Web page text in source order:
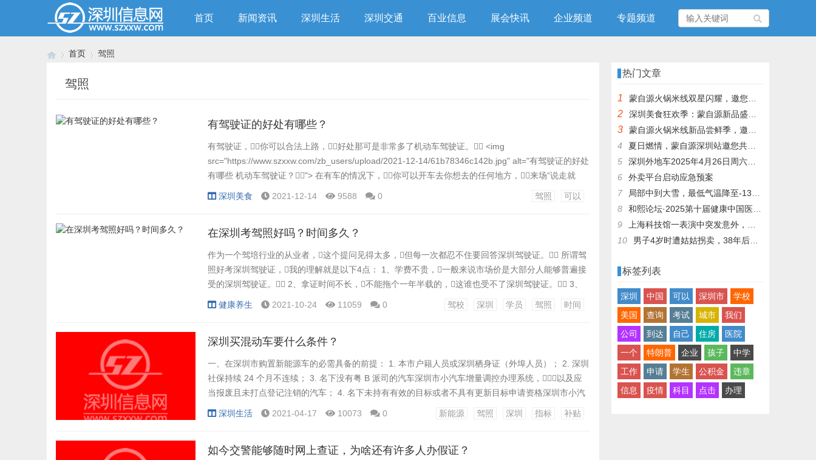
首页 新闻资讯 深圳生活 深圳交通 百业信息 展会快讯 企业频道 专题频道
首页 驾照
驾照
有驾驶证的好处有哪些？
有驾驶证，你可以合法上路，好处那可是非常多了机动车驾驶证。 ˂img
src="https://www.szxxw.com/zb_users/upload/2021-12-14/61b78346c142b.jpg" alt="有驾驶证的好处
有哪些 机动车驾驶证？"˃ 在有车的情况下，你可以开车去你想去的任何地方，来场“说走就
走”的旅行机动车驾驶证。近一点，可以在周边玩玩；远一点，进藏都不是事。 开车上下班
深圳美食 2021-12-14 9588 0 驾照 可以
在深圳考驾照好吗？时间多久？
作为一个驾培行业的从业者，这个提问见得太多，但每一次都忍不住要回答深圳驾驶证。 所谓驾
照好考深圳驾驶证，我的理解就是以下4点： 1、学费不贵，一般来说市场价是大部分人能够普遍接
受的深圳驾驶证。 2、拿证时间不长，不能拖个一年半载的，这谁也受不了深圳驾驶证。 3、
驾校靠谱，没有乱七八糟的收费，没有中途收费，收费透明深圳驾驶证。 4、教练好说话，尊
健康养生 2021-10-24 11059 0 驾校 深圳 学员 驾照 时间
深圳买混动车要什么条件？
一、在深圳市购置新能源车的必需具备的前提： 1. 本市户籍人员或深圳栖身证（外埠人员）； 2. 深圳
社保持续 24 个月不连续； 3. 名下没有粤 B 派司的汽车深圳市小汽车增量调控办理系统，以及应
当报废且未打点登记注销的汽车； 4. 名下未持有有效的目标或者不具有更新目标申请资格深圳市小汽
车增量调控办理系统。 二、相关材料的筹办 在申请新能源车购置目标前，身份证和驾照是必备
深圳生活 2021-04-17 10073 0 新能源 驾照 深圳 指标 补贴
如今交警能够随时网上查证，为啥还有许多人办假证？
热门文章
1 蒙自源火锅米线双星闪耀，邀您共享辣爽夏日盛宴！
2 深圳美食狂欢季：蒙自源新品盛宴邀您品尝
3
蒙自源火锅米线新品尝鲜季，邀您共享味蕾盛宴！
4
夏日燃情，蒙自源深圳站邀您共赴美食盛宴！
5
深圳外地车2025年4月26日周六限行吗
6
外卖平台启动应急预案
7
局部中到大雪，最低气温降至-13℃，济南今冬的第一场雪，或跟去年同一时间！
8
和熙论坛·2025第十届健康中国医药连锁发展论坛在泰州举办
9
上海科技馆一表演中突发意外，机器人从高处坠落摔毁
10
男子4岁时遭姑姑拐卖，38年后终回家认亲！聋哑父母苦寻多年，母亲已抱憾离世丨红星寻人
标签列表
深圳 中国 可以 深圳市
学校
美国
查询 考试 城市
我们
公司
到达 自己 住房
医院
一个
特朗普 企业 孩子
中学
工作
申请 学生 公积金
违章
信息
疫情 科目 点击 办理